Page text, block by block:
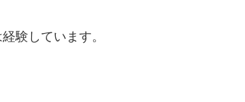
験しています。